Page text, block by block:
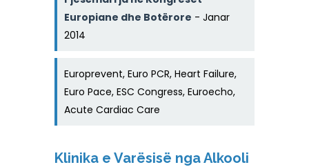
Europiane dhe Botërore - Janar
2014
Europrevent, Euro PCR, Heart Failure,
Euro Pace, ESC Congress, Euroecho,
Acute Cardiac Care
Klinika e Varësisë nga Alkooli